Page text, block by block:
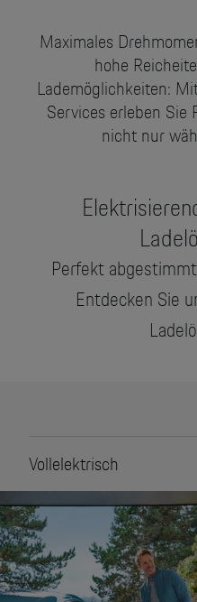
Service & Zubehör
Wir über uns
Newsletter abonnieren
Porsche Gebrauchtwagen
Car Configurator
Porsche Poster Designer
Maximales
hohe
Lademöglichkeiten:
Services erleben Sie
nicht nur
Perfekt
Entdecken Sie
Vollelektrisch